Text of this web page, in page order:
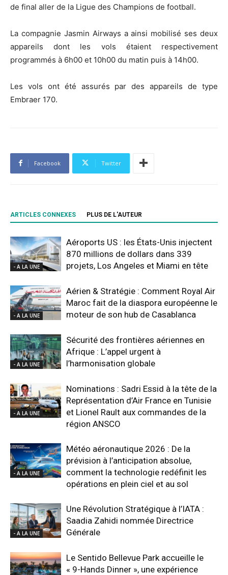
de final aller de la Ligue des Champions de football.
La compagnie Jasmin Airways a ainsi mobilisé ses deux
appareils dont les vols étaient respectivement
programmés à 6h00 et 10h00 du matin puis à 14h00.
Les vols ont été assurés par des appareils de type
Embraer 170.
Facebook Twitter
ARTICLES CONNEXES PLUS DE L'AUTEUR
- A LA UNE
Aéroports US : les États-Unis injectent
870 millions de dollars dans 339
projets, Los Angeles et Miami en tête
- A LA UNE
Aérien & Stratégie : Comment Royal Air
Maroc fait de la diaspora européenne le
moteur de son hub de Casablanca
- A LA UNE
Sécurité des frontières aériennes en
Afrique : L’appel urgent à
l’harmonisation globale
- A LA UNE
Nominations : Sadri Essid à la tête de la
Représentation d’Air France en Tunisie
et Lionel Rault aux commandes de la
région ANSCO
- A LA UNE
Météo aéronautique 2026 : De la
prévision à l’anticipation absolue,
comment la technologie redéfinit les
opérations en plein ciel et au sol
- A LA UNE
Une Révolution Stratégique à l’IATA :
Saadia Zahidi nommée Directrice
Générale
Le Sentido Bellevue Park accueille le
« 9-Hands Dinner », une expérience